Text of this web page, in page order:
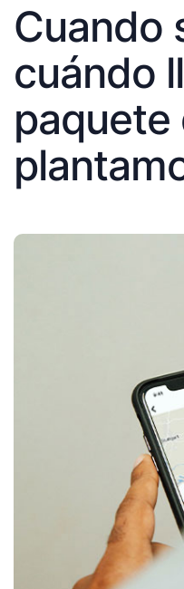
Cuando
cuándo
paquete